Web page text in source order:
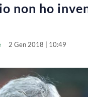
non ho
2 Gen 2018 | 10:49